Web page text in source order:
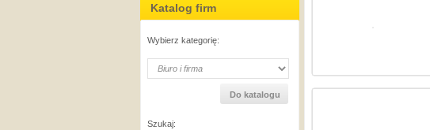
Katalog firm
Wybierz kategorię:
Szukaj: